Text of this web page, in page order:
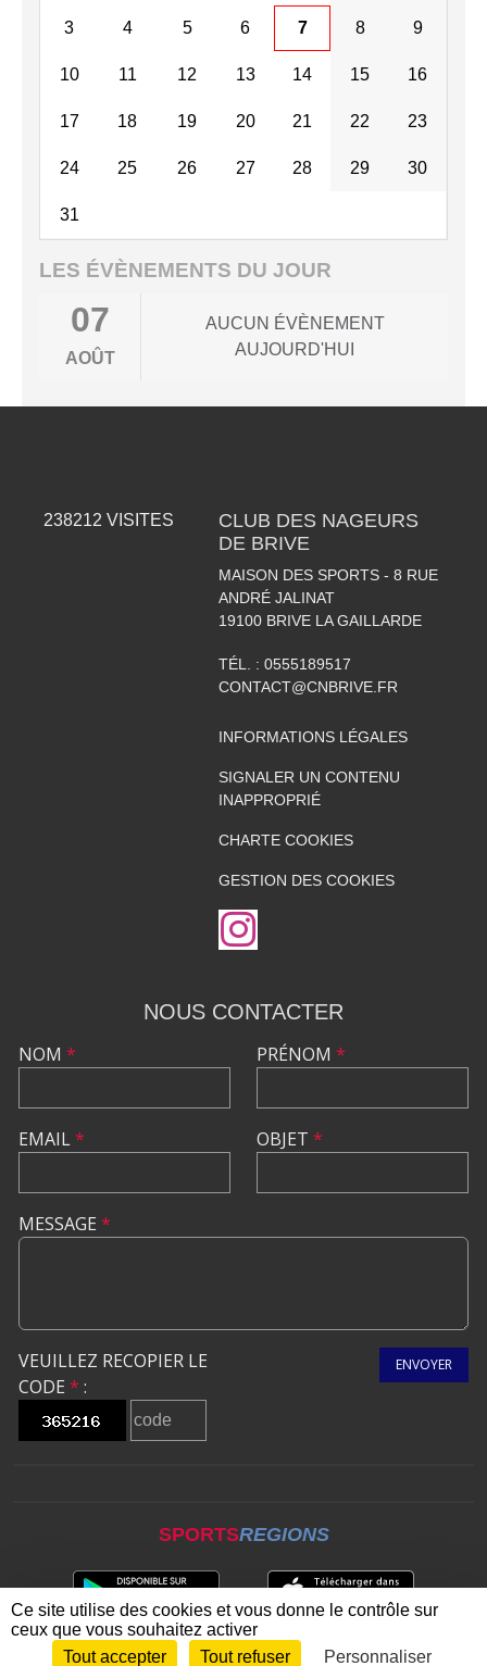
3 4 5 6 7 8 9
10 11 12 13 14 15 16
17 18 19 20 21 22 23
24 25 26 27 28 29 30
31
LES ÉVÈNEMENTS DU JOUR
07
AOÛT
AUCUN ÉVÈNEMENT
AUJOURD'HUI
238212 VISITES
CLUB DES NAGEURS
DE BRIVE
MAISON DES SPORTS - 8 RUE
ANDRÉ JALINAT
19100 BRIVE LA GAILLARDE
TÉL. : 0555189517
CONTACT@CNBRIVE.FR
INFORMATIONS LÉGALES
SIGNALER UN CONTENU
INAPPROPRIÉ
CHARTE COOKIES
GESTION DES COOKIES
NOUS CONTACTER
NOM *
EMAIL*
PRÉNOM *
OBJET *
MESSAGE *
VEUILLEZ RECOPIER LE
CODE * :
ENVOYER
SPORTSREGIONS
Envie de participer ? CONNEXION
Ce site utilise des cookies et vous donne le contrôle sur
ceux que vous souhaitez activer
Tout accepter
Tout refuser Personnaliser